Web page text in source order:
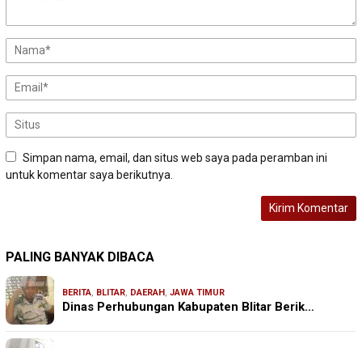
Simpan nama, email, dan situs web saya pada peramban ini
untuk komentar saya berikutnya.
PALING BANYAK DIBACA
BERITA, BLITAR, DAERAH , JAWA TIMUR
Dinas Perhubungan Kabupaten Blitar Berik…